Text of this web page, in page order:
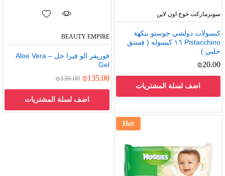
سوبرماركت خوخ اون لاين
كبسولات دولشي جوستو بنكهة
Pistacchino ١٦ كبسوله ( فستق
حلبي )
₪20.00
اضف لسلة المشتريات
BEAUTY EMPIRE
فوريفر الو فيرا جل – Aloe Vera
Gel
₪135.00
₪139.00
اضف لسلة المشتريات
Hot